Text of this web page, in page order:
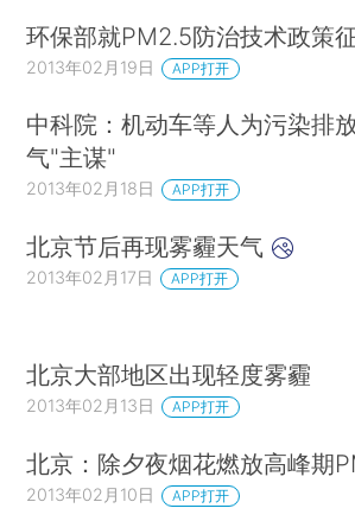
环保部就PM2.5防治技术政策
2013年02月19日 APP打开
中科院：机动车等人为污染排
气"主谋"
2013年02月18日 APP打开
北京节后再现雾霾天气
2013年02月17日 APP打开
北京大部地区出现轻度雾霾
2013年02月13日 APP打开
北京：除夕夜烟花燃放高峰期
2013年02月10日 APP打开